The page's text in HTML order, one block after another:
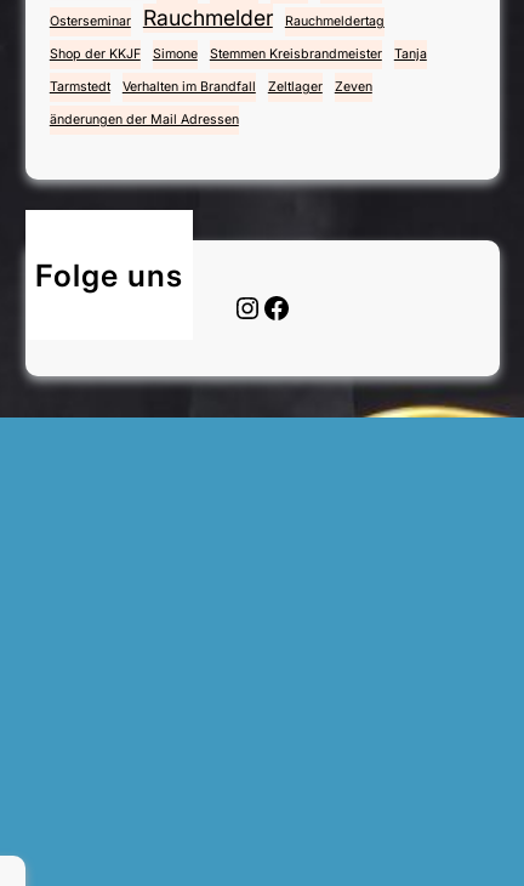
Osterseminar Rauchmelder Rauchmeldertag
Shop der KKJF Simone Stemmen Kreisbrandmeister Tanja
Tarmstedt Verhalten im Brandfall Zeltlager Zeven
änderungen der Mail Adressen
Folge uns
InstagramFacebook